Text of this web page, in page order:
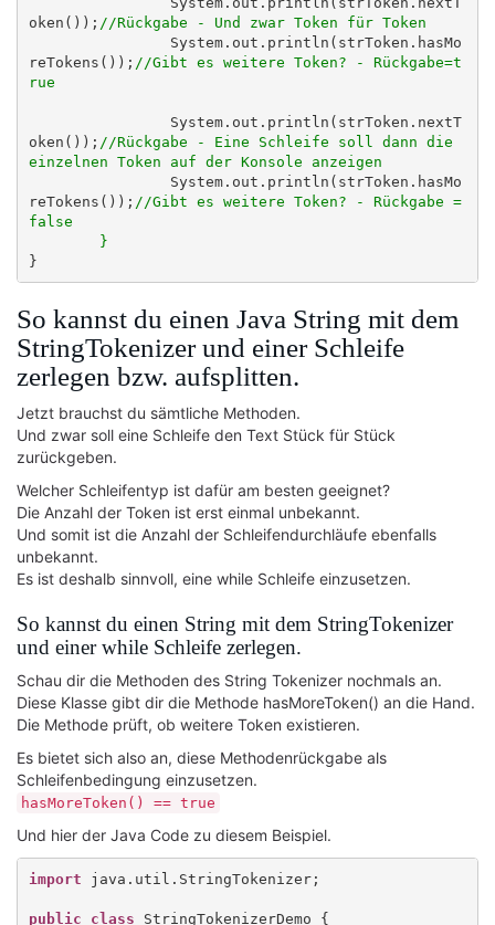
oken()); //Rückgabe - Und zwar Token für Token
reTokens()); //Gibt es weitere Token? - Rückgabe=t
rue
oken()); //Rückgabe - Eine Schleife soll dann die
einzelnen Token auf der Konsole anzeigen
reTokens()); //Gibt es weitere Token? - Rückgabe =
false
	}
So kannst du einen Java String mit dem
StringTokenizer und einer Schleife
zerlegen bzw. aufsplitten.
Jetzt brauchst du sämtliche Methoden.
Und zwar soll eine Schleife den Text Stück für Stück
zurückgeben.
Welcher Schleifentyp ist dafür am besten geeignet?
Die Anzahl der Token ist erst einmal unbekannt.
Und somit ist die Anzahl der Schleifendurchläufe ebenfalls
unbekannt.
Es ist deshalb sinnvoll, eine while Schleife einzusetzen.
So kannst du einen String mit dem StringTokenizer
und einer while Schleife zerlegen.
Schau dir die Methoden des String Tokenizer nochmals an.
Diese Klasse gibt dir die Methode hasMoreToken() an die Hand.
Die Methode prüft, ob weitere Token existieren.
Es bietet sich also an, diese Methodenrückgabe als
Schleifenbedingung einzusetzen.
hasMoreToken() == true
Und hier der Java Code zu diesem Beispiel.
import java.util.StringTokenizer;
public class StringTokenizerDemo {